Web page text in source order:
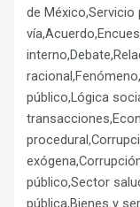
de México,Servicio
público,Lógica
público,Sector
pública,Bienes y